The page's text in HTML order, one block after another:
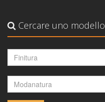
Cercare uno modello